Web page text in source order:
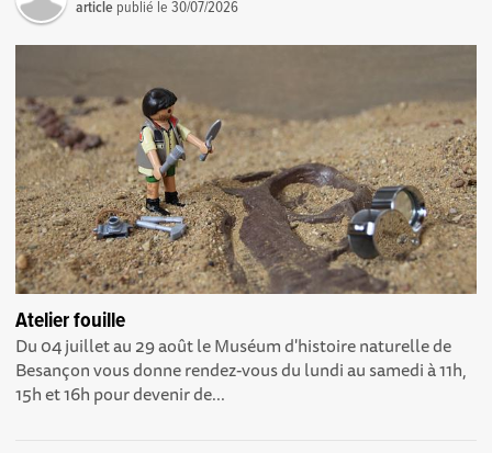
article publié le30/07/2026
Atelier fouille
Du 04 juillet au 29 août le Muséum d'histoire naturelle de
Besançon vous donne rendez-vous du lundi au samedi à 11h,
15h et 16h pour devenir de...